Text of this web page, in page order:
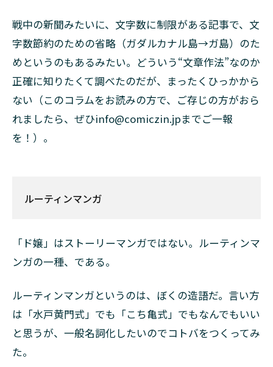
戦中の新聞みたいに、文字数に制限がある記事で、文
字数節約のための省略（ガダルカナル島→ガ島）のた
めというのもあるみたい。どういう“文章作法”なのか
正確に知りたくて調べたのだが、まったくひっかから
ない（このコラムをお読みの方で、ご存じの方がおら
れましたら、ぜひinfo@comiczin.jpまでご一報
を！）。
ルーティンマンガ
「ド嬢」はストーリーマンガではない。ルーティンマ
ンガの一種、である。
ルーティンマンガというのは、ぼくの造語だ。言い方
は「水戸黄門式」でも「こち亀式」でもなんでもいい
と思うが、一般名詞化したいのでコトバをつくってみ
た。